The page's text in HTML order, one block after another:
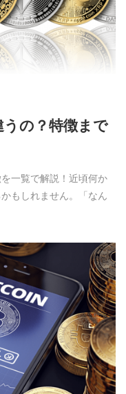
の？特徴まで
一覧で解説！近頃何か
もしれません。「なん